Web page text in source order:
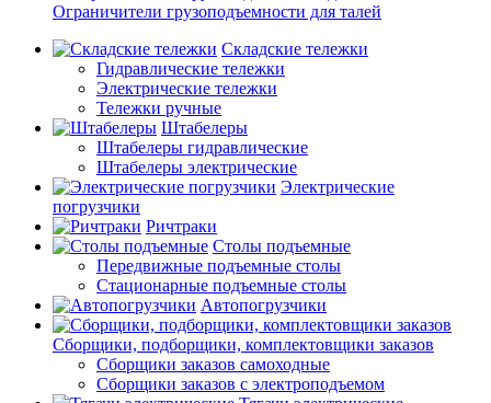
Ограничители грузоподъемности для талей
Складские тележки
Гидравлические тележки
Электрические тележки
Тележки ручные
Штабелеры
Штабелеры гидравлические
Штабелеры электрические
Электрические
погрузчики
Ричтраки
Столы подъемные
Передвижные подъемные столы
Стационарные подъемные столы
Автопогрузчики
Сборщики, подборщики, комплектовщики заказов
Сборщики заказов самоходные
Сборщики заказов с электроподъемом